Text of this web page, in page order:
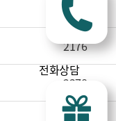
전화상담
1545
2176
2378